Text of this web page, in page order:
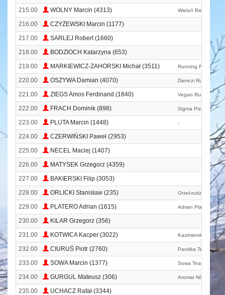
215.00
WOLNY Marcin (4313) Wieluń Biega
216.00
CZYŻEWSKI Marcin (1177)
217.00
SARLEJ Robert (1660)
218.00
BODZIOCH Katarzyna (653)
219.00
MARKIEWICZ-ZAHORSKI Michał (3511) Running From My
220.00 OSZYWA Damian (4070) Damczi Run
221.00 ZIEGS Amos Ferdinand (1840) Vegan Runner
222.00 FRACH Dominik (898) Sigma Pizza And
223.00 PLUTA Marcin (1448) -
224.00
CZERWIŃSKI Paweł (2953)
225.00
NECEL Maciej (1407)
226.00
MATYSEK Grzegorz (4359)
227.00
BAKIERSKI Filip (3053)
228.00
ORLICKI Stanisław (235) Orzeł-rudze
229.00 PLATERO Adrian (1615) Adrian Platero
230.00
KILAR Grzegorz (356)
231.00
KOTWICA Kacper (3022) Kazimierska Grupa
232.00 CIURUŚ Piotr (2760) Pandka Team
233.00 SOWA Marcin (1377) Sowa Team
234.00 GURGUL Mateusz (306) Aromat Nóg
235.00
UCHACZ Rafał (3344)